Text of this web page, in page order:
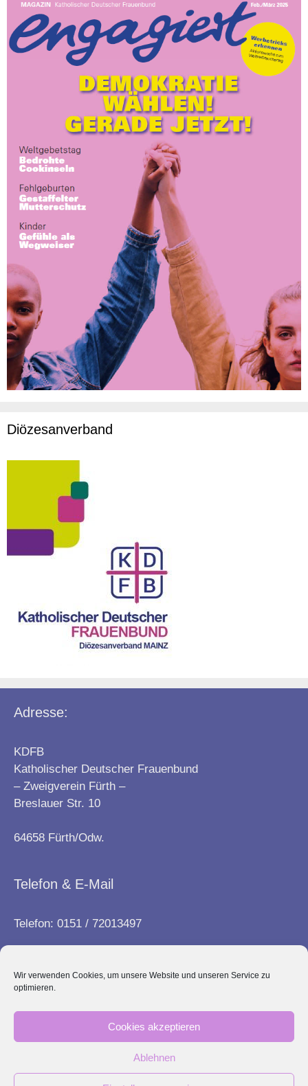
Wir verwenden Cookies, um unsere Website und unseren Service zu
optimieren.
Cookies akzeptieren
Ablehnen
Diözesanverband
Adresse:
KDFB
Katholischer Deutscher Frauenbund
– Zweigverein Fürth –
Breslauer Str. 10
64658 Fürth/Odw.
Telefon & E-Mail
Telefon: 0151 / 72013497
Impressum
Datenschutz